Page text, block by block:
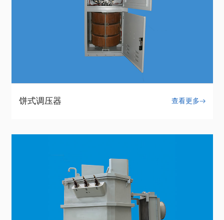
饼式调压器 查看更多